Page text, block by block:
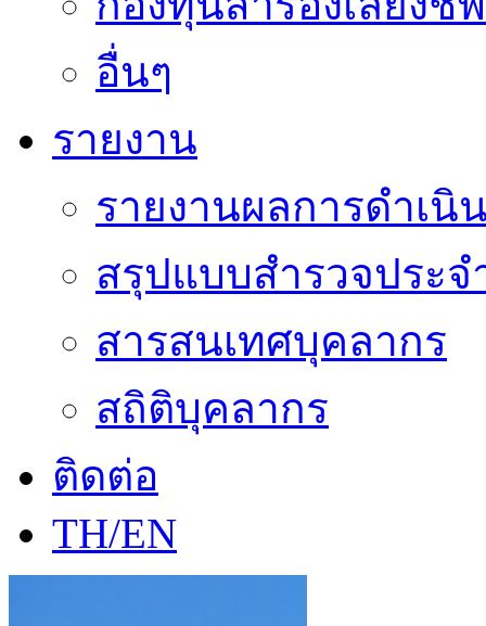
อื่นๆ
รายงาน
รายงานผลการดำเนิ
สรุปแบบสำรวจประจ
สารสนเทศบุคลากร
สถิติบุคลากร
ติดต่อ
TH/EN